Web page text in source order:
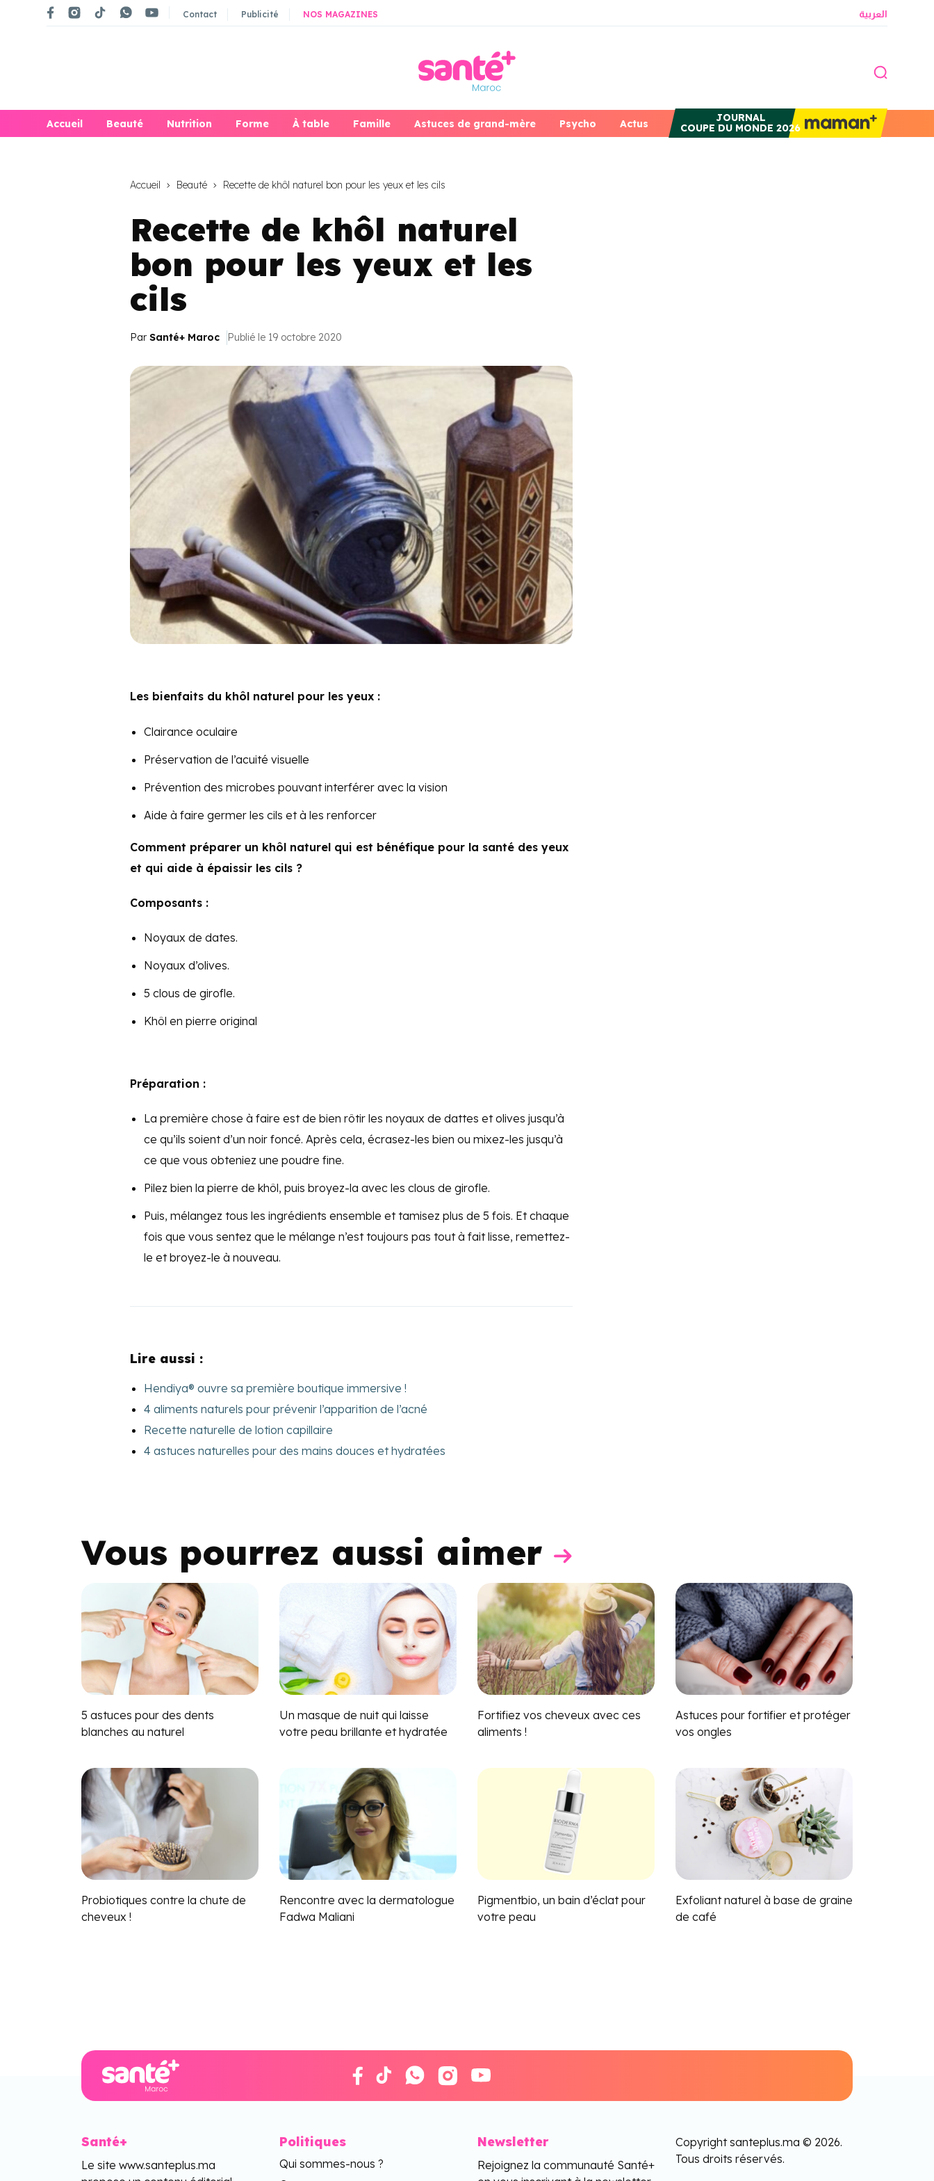
Contact Publicité NOS MAGAZINES العربية
Accueil Beauté Nutrition Forme À table Famille Astuces de grand-mère Psycho Actus
JOURNAL
COUPE DU MONDE 2026
Accueil Beauté Recette de khôl naturel bon pour les yeux et les cils
Recette de khôl naturel
bon pour les yeux et les
cils
Par Santé+ Maroc Publié le 19 octobre 2020
Les bienfaits du khôl naturel pour les yeux :
Clairance oculaire
Préservation de l’acuité visuelle
Prévention des microbes pouvant interférer avec la vision
Aide à faire germer les cils et à les renforcer
Comment préparer un khôl naturel qui est bénéfique pour la santé des yeux
et qui aide à épaissir les cils ?
Composants :
Noyaux de dates.
Noyaux d’olives.
5 clous de girofle.
Khôl en pierre original
Préparation :
La première chose à faire est de bien rôtir les noyaux de dattes et olives jusqu’à
ce qu’ils soient d’un noir foncé. Après cela, écrasez-les bien ou mixez-les jusqu’à
ce que vous obteniez une poudre fine.
Pilez bien la pierre de khôl, puis broyez-la avec les clous de girofle.
Puis, mélangez tous les ingrédients ensemble et tamisez plus de 5 fois. Et chaque
fois que vous sentez que le mélange n’est toujours pas tout à fait lisse, remettez-
le et broyez-le à nouveau.
Lire aussi :
Hendiya® ouvre sa première boutique immersive !
4 aliments naturels pour prévenir l’apparition de l’acné
Recette naturelle de lotion capillaire
4 astuces naturelles pour des mains douces et hydratées
Vous pourrez aussi aimer
5 astuces pour des dents
blanches au naturel
Un masque de nuit qui laisse
votre peau brillante et hydratée
Fortifiez vos cheveux avec ces
aliments !
Astuces pour fortifier et protéger
vos ongles
Probiotiques contre la chute de
cheveux !
Rencontre avec la dermatologue
Fadwa Maliani
Pigmentbio, un bain d’éclat pour
votre peau
Exfoliant naturel à base de graine
de café
Santé+
Le site www.santeplus.ma
Politiques
Qui sommes-nous ?
Newsletter
Rejoignez la communauté Santé+
Copyright santeplus.ma © 2026.
Tous droits réservés.